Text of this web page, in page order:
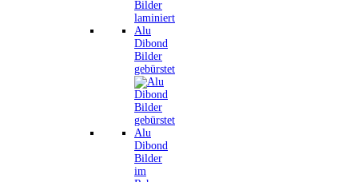
Alu
Dibond
Bilder
gebürstet
Alu
Dibond
Bilder
im